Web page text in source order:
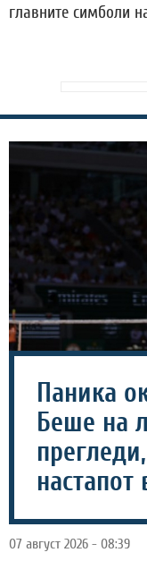
главните симболи
Паника
Беше на
настапот
07 август 2026 - 08:39